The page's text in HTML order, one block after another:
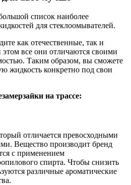
список наиболее
для стеклоомывателей.
как отечественные, так и
все они отличаются своими
Таким образом, вы сможете
жидкость конкретно под свои
на трассе:
отличается превосходными
Вещество производит бренд
с применением
спирта. Чтобы снизить
различные ароматические